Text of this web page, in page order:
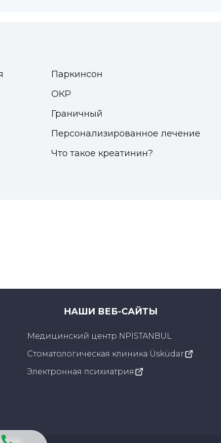
Паркинсон
ОКР
Граничный
Персонализированное лечение
Что такое креатинин?
НАШИ ВЕБ-САЙТЫ
Медицинский центр NPİSTANBUL
Стоматологическая клиника Üsküdar
Электронная психиатрия